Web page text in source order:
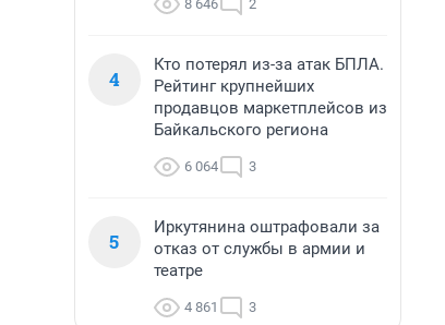
8 646 2
4
Кто потерял из-за атак БПЛА.
Рейтинг крупнейших
продавцов маркетплейсов из
Байкальского региона
6 064 3
5
Иркутянина оштрафовали за
отказ от службы в армии и
театре
4 861 3